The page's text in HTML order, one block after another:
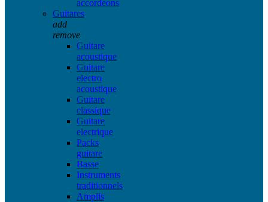
accordeons
Guitares
add
remove
Guitare
acoustique
Guitare
electro
acoustique
Guitare
classique
Guitare
electrique
Packs
guitare
Basse
Instruments
traditionnels
Amplis